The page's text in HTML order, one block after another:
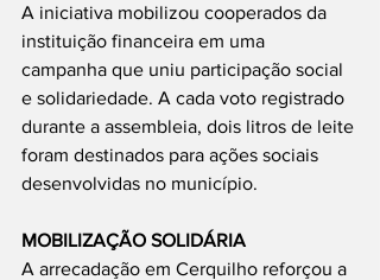
A iniciativa mobilizou cooperados da
instituição financeira em uma
campanha que uniu participação social
e solidariedade. A cada voto registrado
durante a assembleia, dois litros de leite
foram destinados para ações sociais
desenvolvidas no município.
MOBILIZAÇÃO SOLIDÁRIA
A arrecadação em Cerquilho reforçou a